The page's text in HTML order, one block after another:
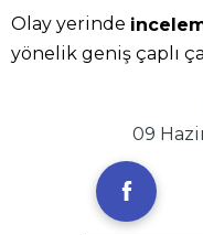
Olay yerinde
yönelik geniş çaplı
09